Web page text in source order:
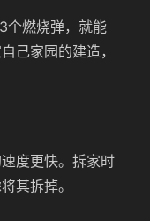
个燃烧弹，就能
己家园的建造，
度更快。拆家时
其拆掉。